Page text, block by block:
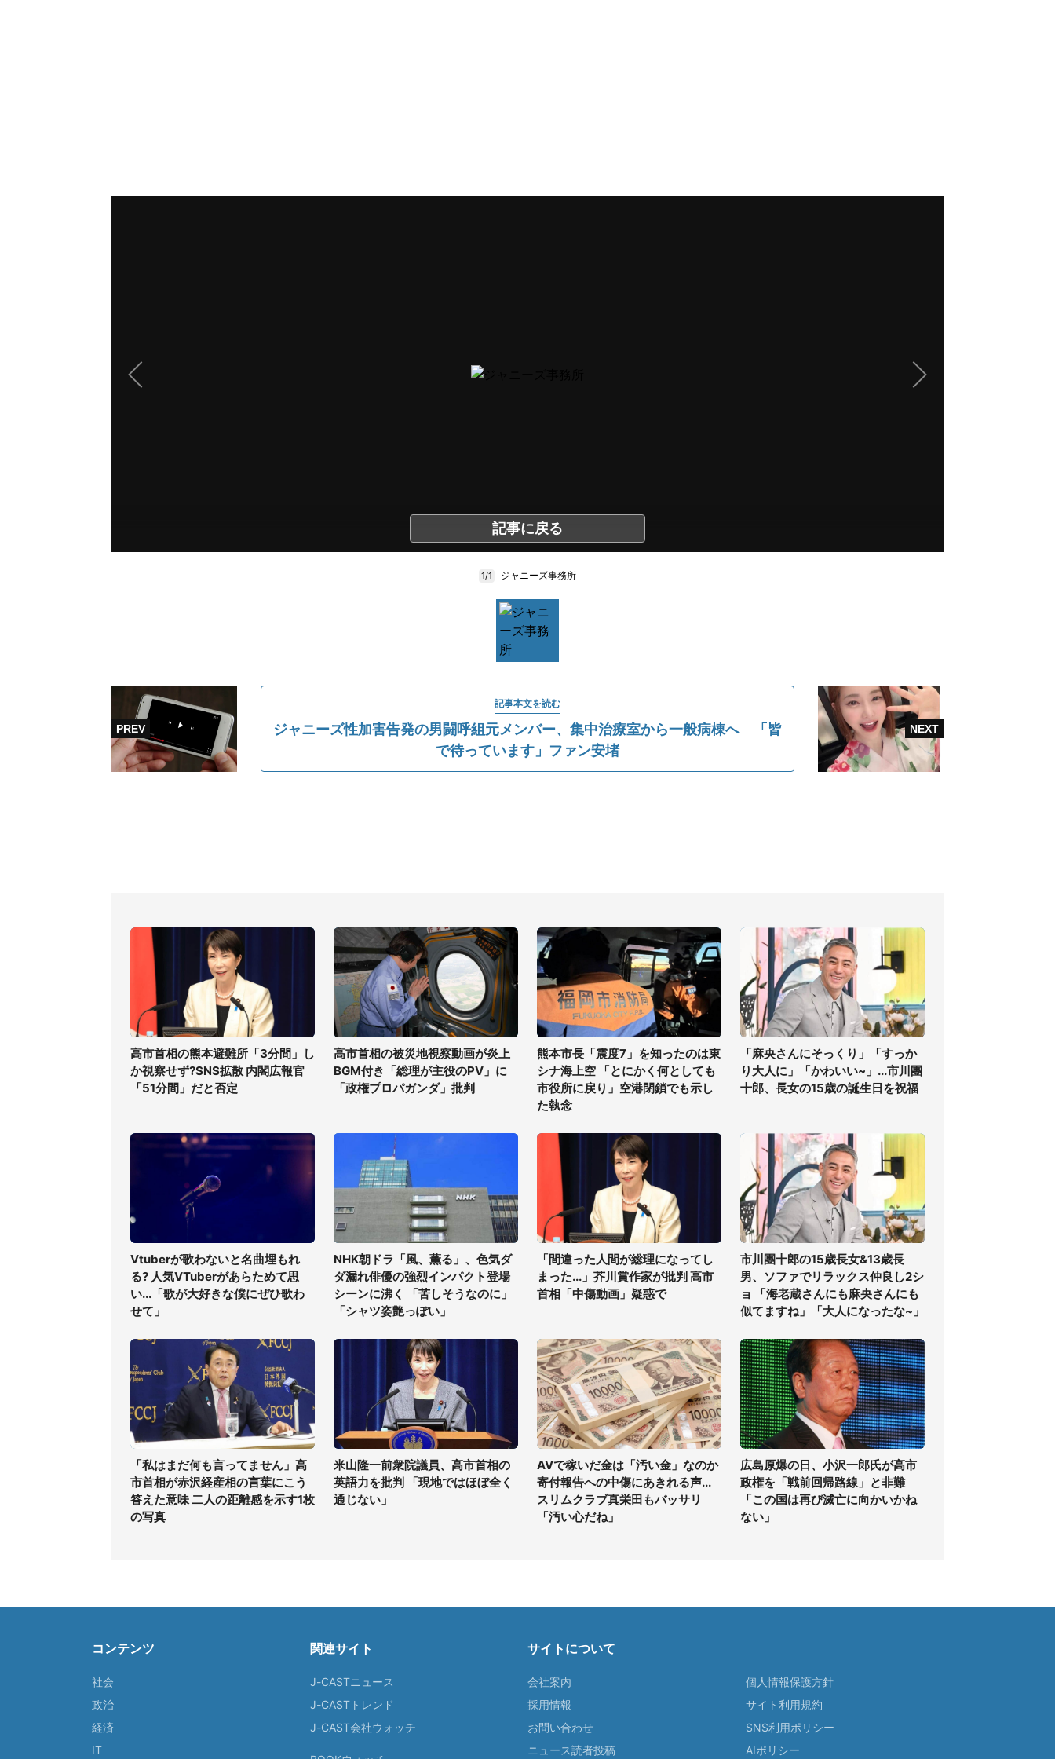
記事に戻る
1/1 ジャニーズ事務所
記事本文を読む
ジャニーズ性加害告発の男闘呼組元メンバー、集中治療室から一般病棟へ 「皆
で待っています」ファン安堵
高市首相の熊本避難所「3分間」し
か視察せず?SNS拡散 内閣広報官
「51分間」だと否定
高市首相の被災地視察動画が炎上
BGM付き「総理が主役のPV」に
「政権プロパガンダ」批判
熊本市長「震度7」を知ったのは東
シナ海上空 「とにかく何としても
市役所に戻り」空港閉鎖でも示し
た執念
「麻央さんにそっくり」「すっか
り大人に」「かわいい~」...市川團
十郎、長女の15歳の誕生日を祝福
Vtuberが歌わないと名曲埋もれ
る? 人気VTuberがあらためて思
い...「歌が大好きな僕にぜひ歌わ
せて」
NHK朝ドラ「風、薫る」、色気ダ
ダ漏れ俳優の強烈インパクト登場
シーンに沸く 「苦しそうなのに」
「シャツ姿艶っぽい」
「間違った人間が総理になってし
まった...」芥川賞作家が批判 高市
首相「中傷動画」疑惑で
市川團十郎の15歳長女&13歳長
男、ソファでリラックス仲良し2シ
ョ 「海老蔵さんにも麻央さんにも
似てますね」「大人になったな~」
「私はまだ何も言ってません」高
市首相が赤沢経産相の言葉にこう
答えた意味 二人の距離感を示す1枚
の写真
米山隆一前衆院議員、高市首相の
英語力を批判 「現地ではほぼ全く
通じない」
AVで稼いだ金は「汚い金」なのか
寄付報告への中傷にあきれる声...
スリムクラブ真栄田もバッサリ
「汚い心だね」
広島原爆の日、小沢一郎氏が高市
政権を「戦前回帰路線」と非難
「この国は再び滅亡に向かいかね
ない」
コンテンツ
社会
政治
経済
IT
関連サイト
J-CASTニュース
J-CASTトレンド
J-CAST会社ウォッチ
サイトについて
会社案内
採用情報
お問い合わせ
ニュース読者投稿
個人情報保護方針
サイト利用規約
SNS利用ポリシー
AIポリシー